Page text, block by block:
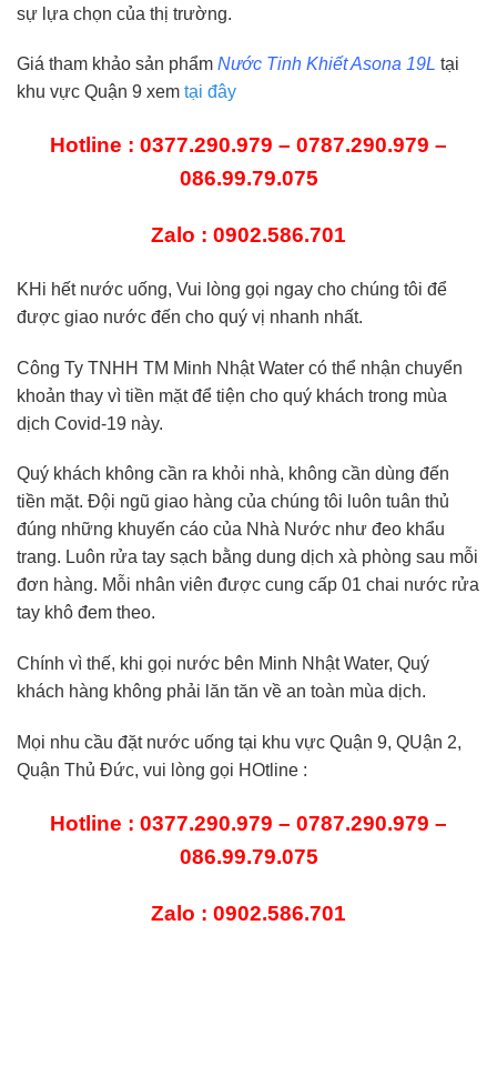
sự lựa chọn của thị trường.
Giá tham khảo sản phẩm Nước Tinh Khiết Asona 19L tại
khu vực Quận 9 xem tại đây
Hotline : 0377.290.979 – 0787.290.979 –
086.99.79.075
Zalo : 0902.586.701
KHi hết nước uống, Vui lòng gọi ngay cho chúng tôi để
được giao nước đến cho quý vị nhanh nhất.
Công Ty TNHH TM Minh Nhật Water có thể nhận chuyển
khoản thay vì tiền mặt để tiện cho quý khách trong mùa
dịch Covid-19 này.
Quý khách không cần ra khỏi nhà, không cần dùng đến
tiền mặt. Đội ngũ giao hàng của chúng tôi luôn tuân thủ
đúng những khuyến cáo của Nhà Nước như đeo khẩu
trang. Luôn rửa tay sạch bằng dung dịch xà phòng sau mỗi
đơn hàng. Mỗi nhân viên được cung cấp 01 chai nước rửa
tay khô đem theo.
Chính vì thế, khi gọi nước bên Minh Nhật Water, Quý
khách hàng không phải lăn tăn về an toàn mùa dịch.
Mọi nhu cầu đặt nước uống tại khu vực Quận 9, QUận 2,
Quận Thủ Đức, vui lòng gọi HOtline :
Hotline : 0377.290.979 – 0787.290.979 –
086.99.79.075
Zalo : 0902.586.701